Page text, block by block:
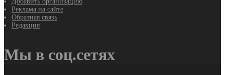
Реклама на сайте
Обратная связь
Редакция
Мы в соц.сетях